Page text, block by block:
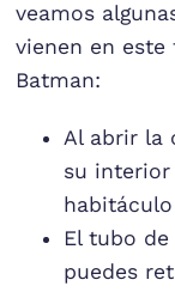
veamos
vienen en este
Batman:
Al abrir la
su interior
El tubo
puedes